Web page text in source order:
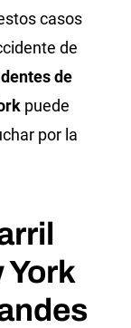
casos
de
de
puede
por la
York